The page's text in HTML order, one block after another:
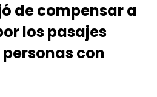
de compensar a
los pasajes
con